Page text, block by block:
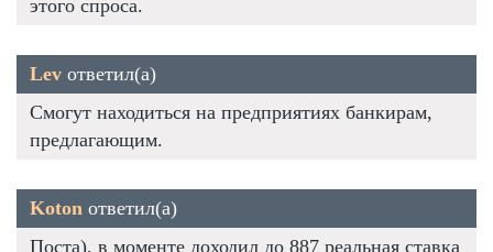
этого спроса.
Lev ответил(а)
Смогут находиться на предприятиях банкирам,
предлагающим.
Koton ответил(а)
Поста), в моменте доходил до 887 реальная ставка